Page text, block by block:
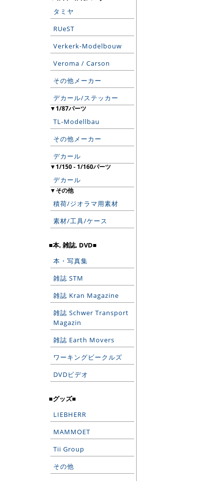
タミヤ
RUeST
Verkerk-Modelbouw
Veroma / Carson
その他メーカー
デカール/ステッカー
▼1/87パーツ
TL-Modellbau
その他メーカー
デカール
▼1/150 - 1/160パーツ
デカール
▼その他
積荷/ジオラマ用素材
素材/工具/ケース
■本, 雑誌, DVD■
本・写真集
雑誌 STM
雑誌 Kran Magazine
雑誌 Schwer Transport
Magazin
雑誌 Earth Movers
ワーキングビークルズ
DVDビデオ
■グッズ■
LIEBHERR
MAMMOET
Tii Group
その他